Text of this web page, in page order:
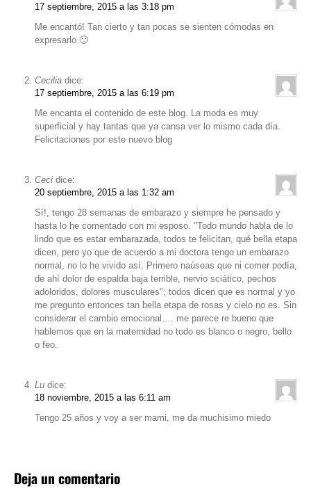
17 septiembre, 2015 a las 3:18 pm
Me encantó! Tan cierto y tan pocas se sienten cómodas en
expresarlo 🙂
Cecilia dice:
17 septiembre, 2015 a las 6:19 pm
Me encanta el contenido de este blog. La moda es muy
superficial y hay tantas que ya cansa ver lo mismo cada día.
Felicitaciones por este nuevo blog
Ceci dice:
20 septiembre, 2015 a las 1:32 am
Sí!, tengo 28 semanas de embarazo y siempre he pensado y
hasta lo he comentado con mi esposo. "Todo mundo habla de lo
lindo que es estar embarazada, todos te felicitan, qué bella etapa
dicen, pero yo que de acuerdo a mi doctora tengo un embarazo
normal, no lo he vivido así. Primero naúseas que ni comer podía,
de ahí dolor de espalda baja terrible, nervio sciático, pechos
adoloridos, dolores musculares"; todos dicen que es normal y yo
me pregunto entonces tan bella etapa de rosas y cielo no es. Sin
considerar el cambio emocional…. me parece re bueno que
hablemos que en la maternidad no todo es blanco o negro, bello
o feo.
Lu dice:
18 noviembre, 2015 a las 6:11 am
Tengo 25 años y voy a ser mami, me da muchisimo miedo
Deja un comentario